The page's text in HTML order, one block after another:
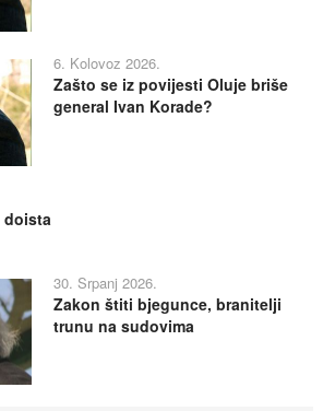
6. Kolovoz 2026.
Zašto se iz povijesti Oluje briše
general Ivan Korade?
doista
30. Srpanj 2026.
Zakon štiti bjegunce, branitelji
trunu na sudovima